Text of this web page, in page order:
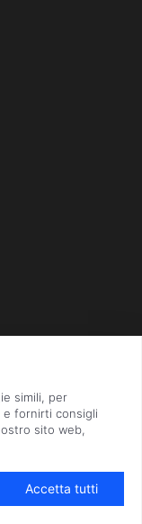
€ 800.000,00